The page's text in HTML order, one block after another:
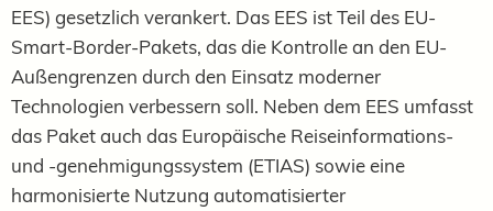
EES) gesetzlich verankert. Das EES ist Teil des EU-
Smart-Border-Pakets, das die Kontrolle an den EU-
Außengrenzen durch den Einsatz moderner
Technologien verbessern soll. Neben dem EES umfasst
das Paket auch das Europäische Reiseinformations-
und -genehmigungssystem (ETIAS) sowie eine
harmonisierte Nutzung automatisierter